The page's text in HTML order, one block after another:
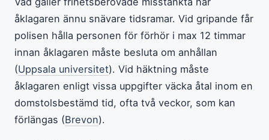
åklagaren ännu snävare tidsramar. Vid gripande får
polisen hålla personen för förhör i max 12 timmar
innan åklagaren måste besluta om anhållan
(Uppsala universitet). Vid häktning måste
åklagaren enligt vissa uppgifter väcka åtal inom en
domstolsbestämd tid, ofta två veckor, som kan
förlängas (Brevon).